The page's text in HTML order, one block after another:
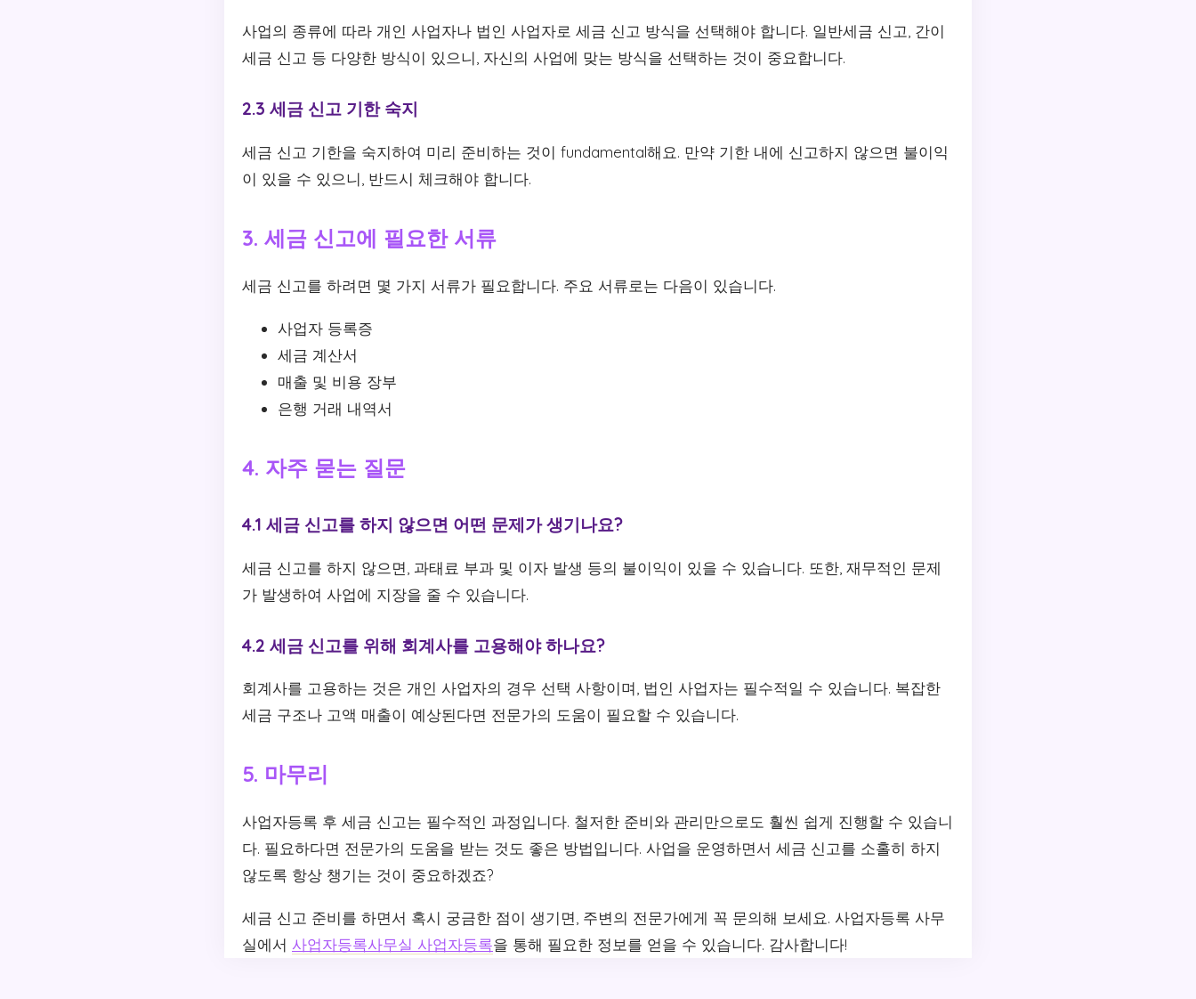
사업의 종류에 따라 개인 사업자나 법인 사업자로 세금 신고 방식을 선택해야 합니다. 일반세금 신고, 간이
세금 신고 등 다양한 방식이 있으니, 자신의 사업에 맞는 방식을 선택하는 것이 중요합니다.
2.3 세금 신고 기한 숙지
세금 신고 기한을 숙지하여 미리 준비하는 것이 fundamental해요. 만약 기한 내에 신고하지 않으면 불이익
이 있을 수 있으니, 반드시 체크해야 합니다.
3. 세금 신고에 필요한 서류
세금 신고를 하려면 몇 가지 서류가 필요합니다. 주요 서류로는 다음이 있습니다.
사업자 등록증
세금 계산서
매출 및 비용 장부
은행 거래 내역서
4. 자주 묻는 질문
4.1 세금 신고를 하지 않으면 어떤 문제가 생기나요?
세금 신고를 하지 않으면, 과태료 부과 및 이자 발생 등의 불이익이 있을 수 있습니다. 또한, 재무적인 문제
가 발생하여 사업에 지장을 줄 수 있습니다.
4.2 세금 신고를 위해 회계사를 고용해야 하나요?
회계사를 고용하는 것은 개인 사업자의 경우 선택 사항이며, 법인 사업자는 필수적일 수 있습니다. 복잡한
세금 구조나 고액 매출이 예상된다면 전문가의 도움이 필요할 수 있습니다.
5. 마무리
사업자등록 후 세금 신고는 필수적인 과정입니다. 철저한 준비와 관리만으로도 훨씬 쉽게 진행할 수 있습니
다. 필요하다면 전문가의 도움을 받는 것도 좋은 방법입니다. 사업을 운영하면서 세금 신고를 소홀히 하지
않도록 항상 챙기는 것이 중요하겠죠?
세금 신고 준비를 하면서 혹시 궁금한 점이 생기면, 주변의 전문가에게 꼭 문의해 보세요. 사업자등록 사무
실에서 사업자등록사무실 사업자등록을 통해 필요한 정보를 얻을 수 있습니다. 감사합니다!